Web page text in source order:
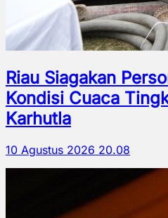
Riau Siagakan
Kondisi Cuaca
Karhutla
10 Agustus 2026 20.08